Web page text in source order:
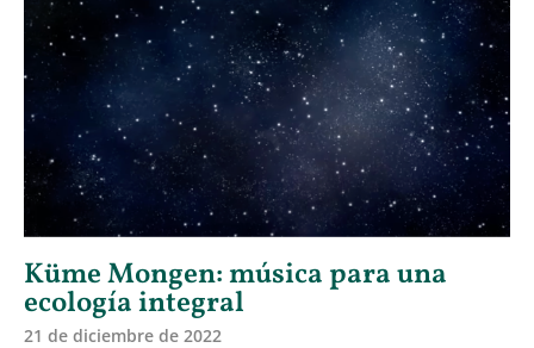
Küme Mongen: música para una
ecología integral
21 de diciembre de 2022